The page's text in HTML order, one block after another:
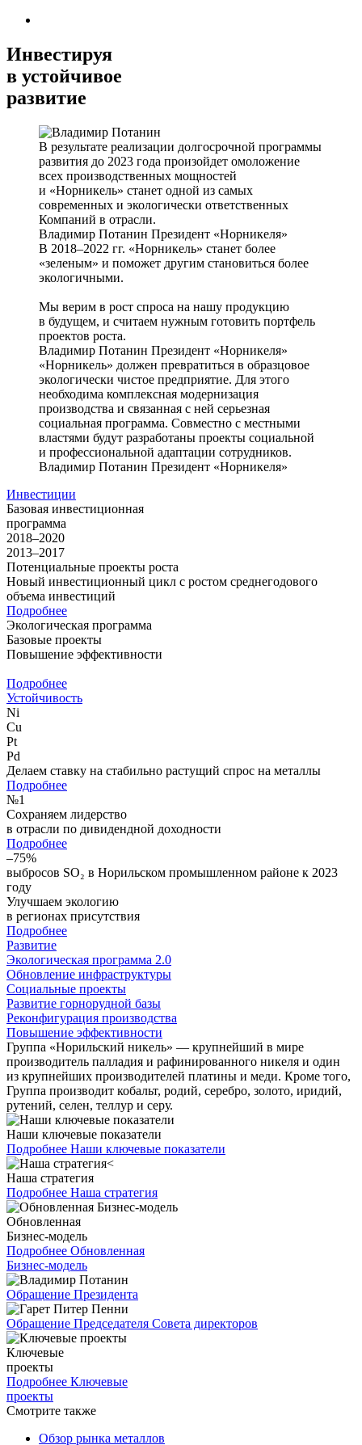
Инвестируя
в устойчивое
развитие
В результате реализации долгосрочной программы
развития до 2023 года произойдет омоложение
всех производственных мощностей
и «Норникель» станет одной из самых
современных и экологически ответственных
Компаний в отрасли.
Владимир Потанин Президент «Норникеля»
В 2018–2022 гг. «Норникель» станет более
«зеленым» и поможет другим становиться более
экологичными.
Мы верим в рост спроса на нашу продукцию
в будущем, и считаем нужным готовить портфель
проектов роста.
Владимир Потанин Президент «Норникеля»
«Норникель» должен превратиться в образцовое
экологически чистое предприятие. Для этого
необходима комплексная модернизация
производства и связанная с ней серьезная
социальная программа. Совместно с местными
властями будут разработаны проекты социальной
и профессиональной адаптации сотрудников.
Владимир Потанин Президент «Норникеля»
Инвестиции
Базовая инвестиционная
программа
2018–2020
2013–2017
Потенциальные проекты роста
Новый инвестиционный цикл с ростом среднегодового
объема инвестиций
Подробнее
Экологическая программа
Базовые проекты
Повышение эффективности
Подробнее
Устойчивость
Ni
Cu
Pt
Pd
Делаем ставку на стабильно растущий спрос на металлы
Подробнее
№1
Сохраняем лидерство
в отрасли по дивидендной доходности
Подробнее
–75%
выбросов SO₂ в Норильском промышленном районе к 2023
году
Улучшаем экологию
в регионах присутствия
Подробнее
Развитие
Экологическая программа 2.0
Обновление инфраструктуры
Социальные проекты
Развитие горнорудной базы
Реконфигурация производства
Повышение эффективности
Группа «Норильский никель» — крупнейший в мире
производитель палладия и рафинированного никеля и один
из крупнейших производителей платины и меди. Кроме того,
Группа производит кобальт, родий, серебро, золото, иридий,
рутений, селен, теллур и серу.
Наши ключевые показатели
Подробнее Наши ключевые показатели
Наша стратегия
Подробнее Наша стратегия
Обновленная
Бизнес-модель
Подробнее Обновленная
Бизнес-модель
Обращение Президента
Обращение Председателя Совета директоров
Ключевые
проекты
Подробнее Ключевые
проекты
Смотрите также
Обзор рынка металлов